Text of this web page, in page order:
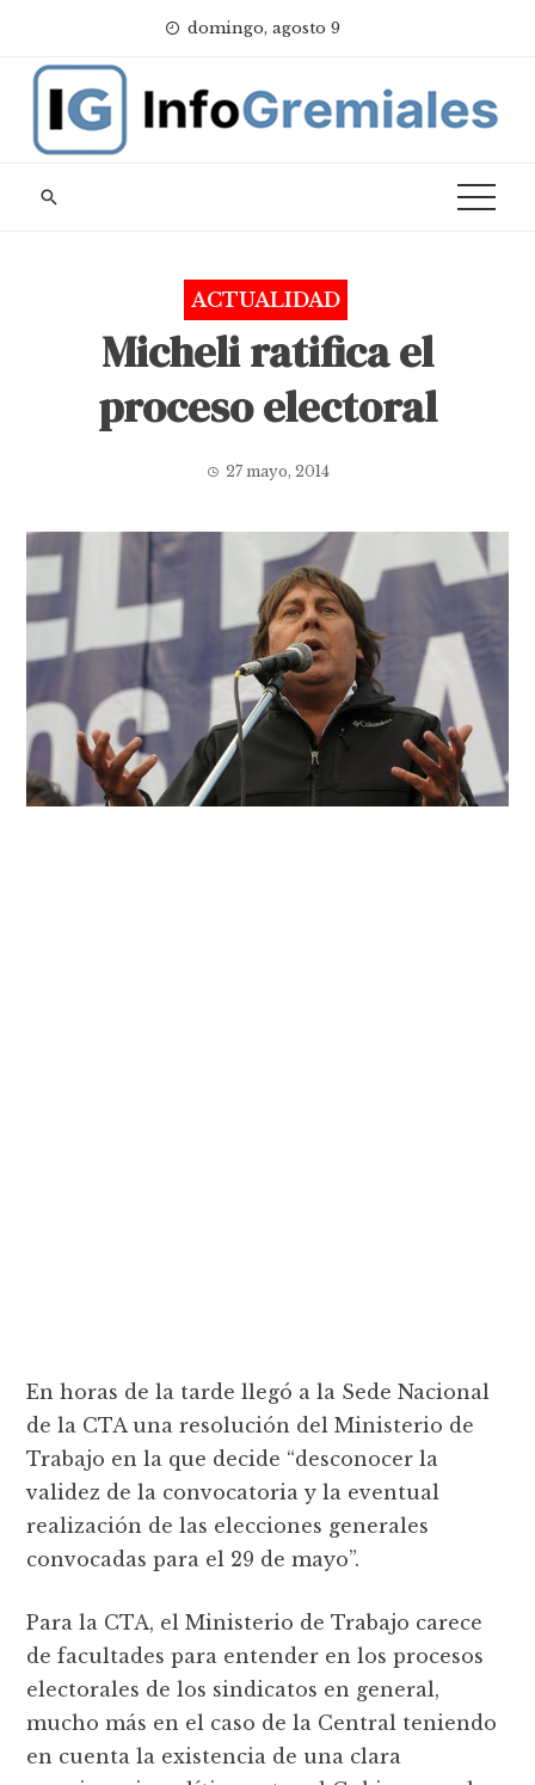
content
domingo, agosto 9
ACTUALIDAD
Micheli ratifica el
proceso electoral
27 mayo, 2014
En horas de la tarde llegó a la Sede Nacional
de la CTA una resolución del Ministerio de
Trabajo en la que decide “desconocer la
validez de la convocatoria y la eventual
realización de las elecciones generales
convocadas para el 29 de mayo”.
Para la CTA, el Ministerio de Trabajo carece
de facultades para entender en los procesos
electorales de los sindicatos en general,
mucho más en el caso de la Central teniendo
en cuenta la existencia de una clara